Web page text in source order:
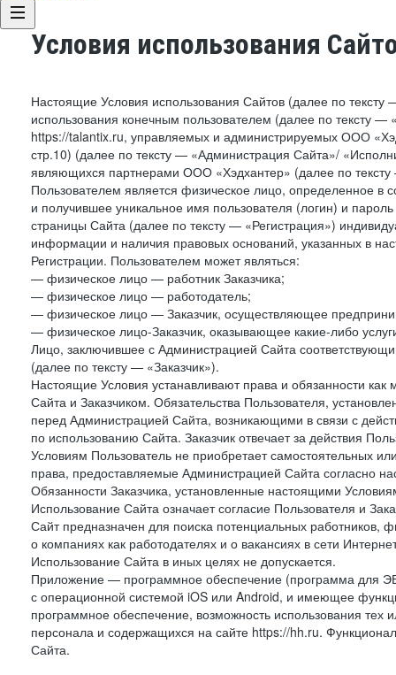
Условия использования
Настоящие Условия использования Сайтов (далее по
использования конечным пользователем (далее по тексту
https://talantix.ru, управляемых и администрируемых ООО
стр.10) (далее по тексту — «Администрация Сайта»/
являющихся партнерами ООО «Хэдхантер» (далее по
Пользователем является физическое лицо, определенное в
и получившее уникальное имя пользователя (логин) и
страницы Сайта (далее по тексту — «Регистрация»)
информации и наличия правовых оснований, указанных в
Регистрации. Пользователем может являться:
— физическое лицо — работник Заказчика;
— физическое лицо — работодатель;
— физическое лицо — Заказчик, осуществляющее
— физическое лицо-Заказчик, оказывающее какие-либо
Лицо, заключившее с Администрацией Сайта
(далее по тексту — «Заказчик»).
Настоящие Условия устанавливают права и обязанности
Сайта и Заказчиком. Обязательства Пользователя,
перед Администрацией Сайта, возникающими в связи с
по использованию Сайта. Заказчик отвечает за действия
Условиям Пользователь не приобретает самостоятельных
права, предоставляемые Администрацией Сайта согласно
Обязанности Заказчика, установленные настоящими
Использование Сайта означает согласие Пользователя и
Сайт предназначен для поиска потенциальных
о компаниях как работодателях и о вакансиях в сети
Использование Сайта в иных целях не допускается.
Приложение — программное обеспечение (программа для
с операционной системой iOS или Android, и имеющее
программное обеспечение, возможность использования
персонала и содержащихся на сайте https://hh.ru.
Сайта.